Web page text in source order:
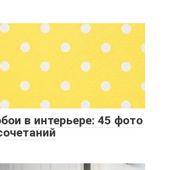
в интерьере: 45 фото